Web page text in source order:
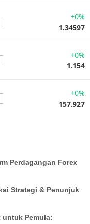
+0%
1.34597
+0%
1.154
+0%
157.927
Perdagangan Forex
Strategi & Penunjuk
untuk Pemula: